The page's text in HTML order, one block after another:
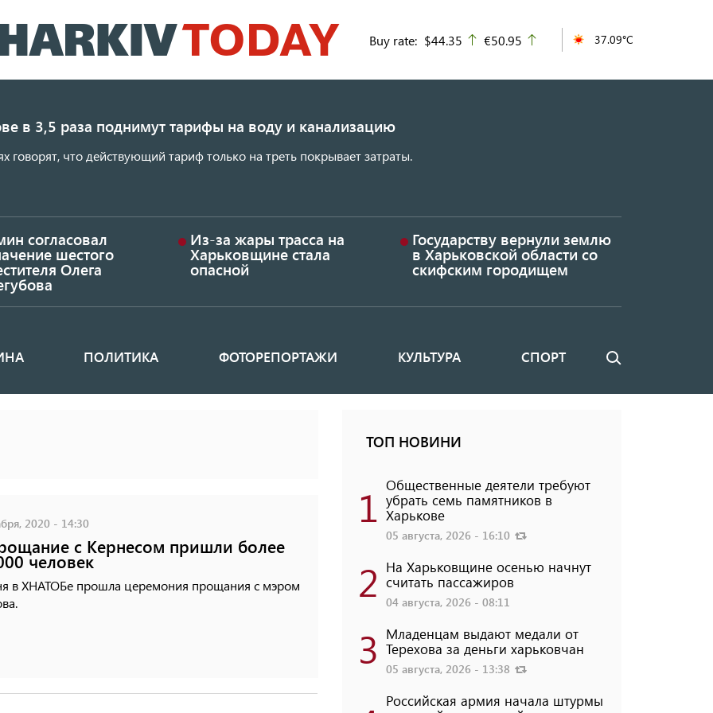
к
основному
Buy rate: $44.35 up
€50.95 37.09°C
в 3,5 раза поднимут тарифы на воду и канализацию
говорят, что действующий тариф только на треть покрывает затраты.
согласовал
шестого
Олега
Из-за жары трасса на
Харьковщине стала
опасной
Государству вернули землю
в Харьковской области со
скифским городищем
ПОЛИТИКА ФОТОРЕПОРТАЖИ КУЛЬТУРА СПОРТ Поиск
2020 - 14:30
с Кернесом пришли более
человек
в ХНАТОБе прошла церемония прощания с мэром
ТОП НОВИНИ
1 Общественные деятели требуют
убрать семь памятников в
Харькове
05 августа, 2026 - 16:10
2 На Харьковщине осенью начнут
считать пассажиров
04 августа, 2026 - 08:11
3 Младенцам выдают медали от
Терехова за деньги харьковчан
05 августа, 2026 - 13:38
Российская армия начала штурмы